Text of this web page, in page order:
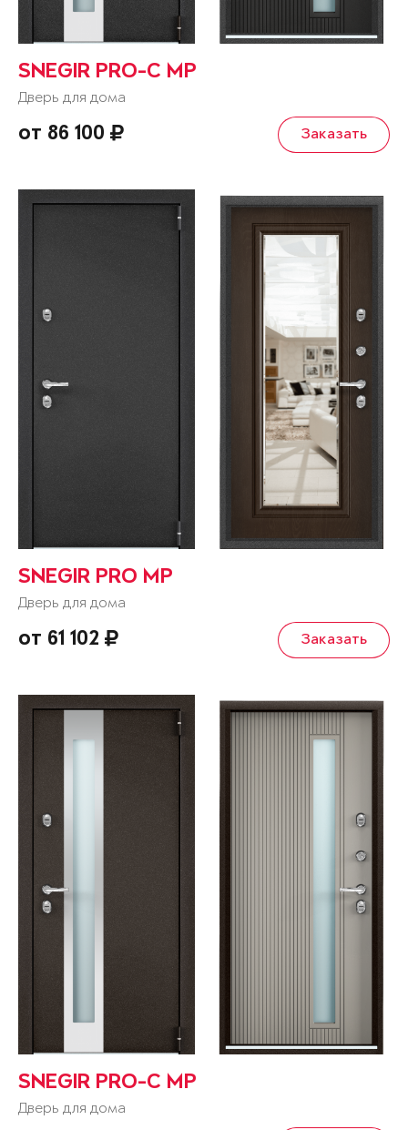
SNEGIR PRO-C MP
Дверь для дома
от 86 100 Заказать
SNEGIR PRO MP
Дверь для дома
от 61 102 Заказать
SNEGIR PRO-C MP
Дверь для дома